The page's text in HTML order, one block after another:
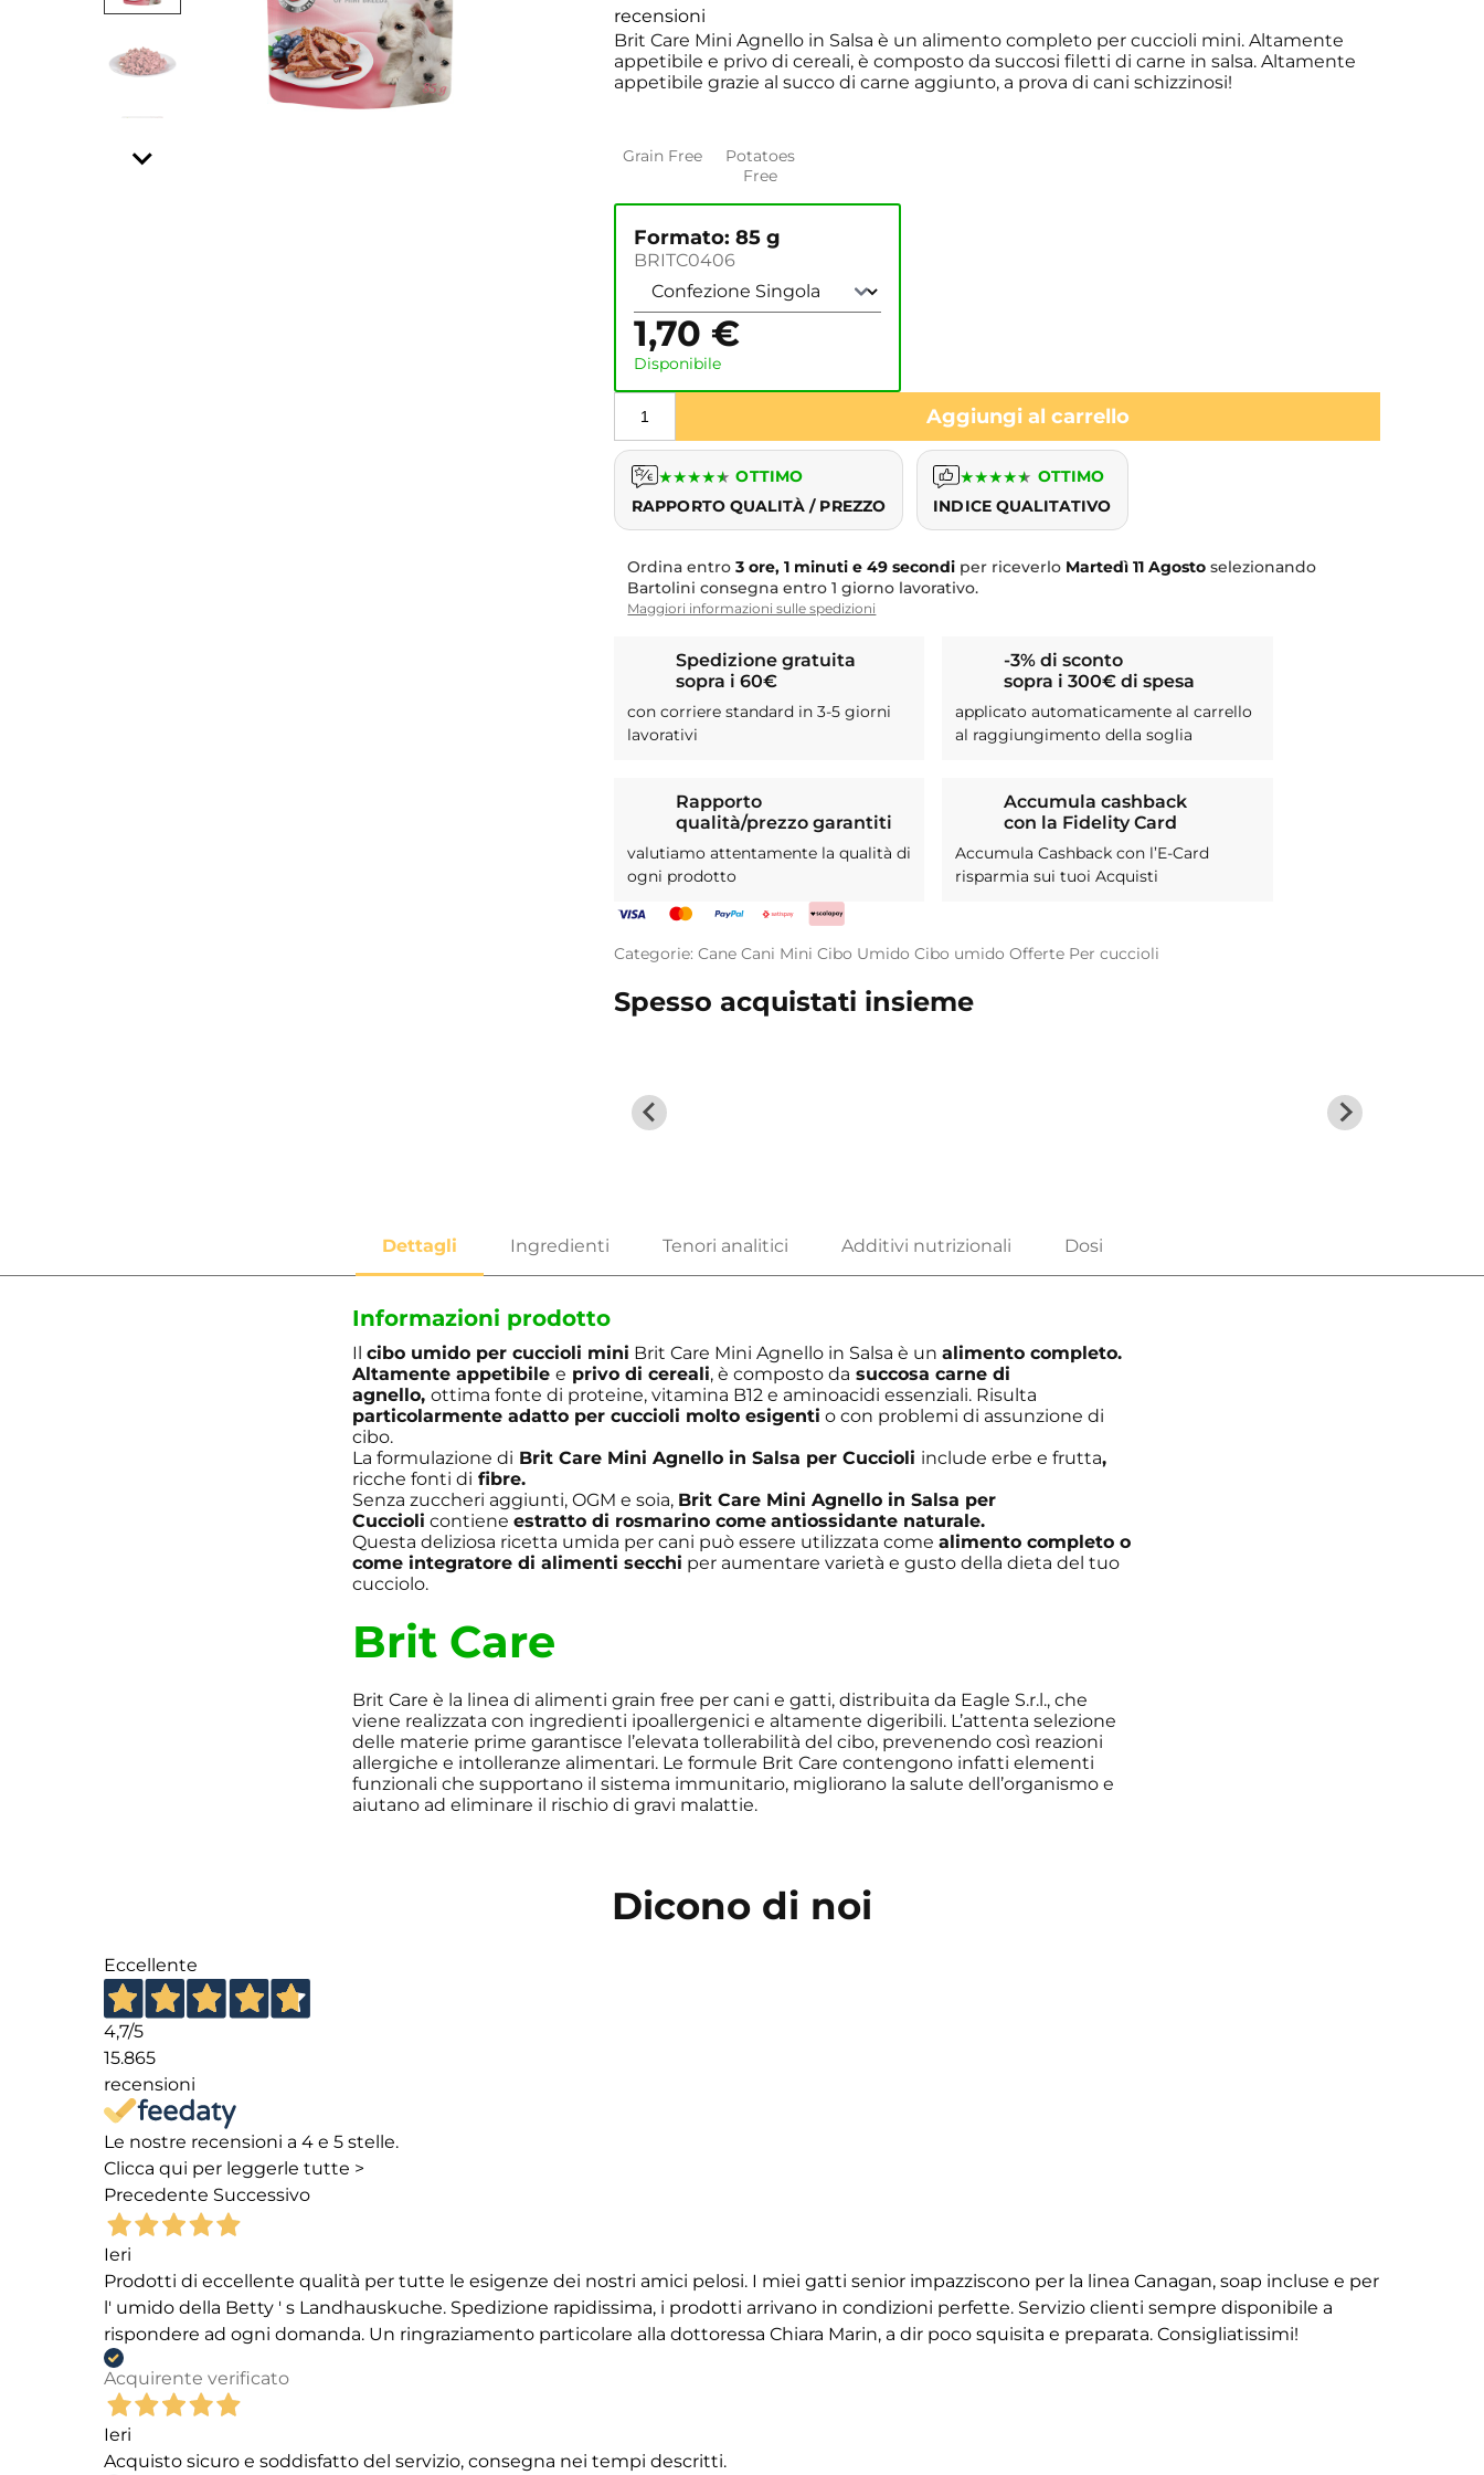
recensioni
Brit Care Mini Agnello in Salsa è un alimento completo per cuccioli mini. Altamente
appetibile e privo di cereali, è composto da succosi filetti di carne in salsa. Altamente
appetibile grazie al succo di carne aggiunto, a prova di cani schizzinosi!
Grain Free
Potatoes
Free
Formato: 85 g
BRITC0406
1,70 €
Disponibile
Aggiungi al carrello
★★★★★ OTTIMO
RAPPORTO QUALITÀ / PREZZO
★★★★★ OTTIMO
INDICE QUALITATIVO
Ordina entro3 ore, 1 minuti e 48 secondi per riceverlo Martedì 11 Agosto selezionando
Bartolini consegna entro 1 giorno lavorativo.
Maggiori informazioni sulle spedizioni
Spedizione gratuita
sopra i 60€
con corriere standard in 3-5 giorni
lavorativi
-3% di sconto
sopra i 300€ di spesa
applicato automaticamente al carrello
al raggiungimento della soglia
Rapporto
qualità/prezzo garantiti
valutiamo attentamente la qualità di
ogni prodotto
Accumula cashback
con la Fidelity Card
Accumula Cashback con l’E-Card
risparmia sui tuoi Acquisti
Categorie:Cane Cani Mini Cibo Umido Cibo umido Offerte Per cuccioli
Spesso acquistati insieme
Informazioni prodotto
Ilcibo umido per cuccioli mini Brit Care Mini Agnello in Salsa è unalimento completo.
Altamente appetibilee privo di cereali, è composto da succosa carne di
agnello,ottima fonte di proteine, vitamina B12 e aminoacidi essenziali. Risulta
particolarmente adatto per cuccioli molto esigenti o con problemi di assunzione di
cibo.
La formulazione di Brit Care Mini Agnello in Salsa per Cuccioli include erbe e frutta,
ricche fonti di fibre.
Senza zuccheri aggiunti, OGM e soia, Brit Care Mini Agnello in Salsa per
Cuccioli contieneestratto di rosmarino come antiossidante naturale.
Questa deliziosa ricetta umida per cani può essere utilizzata comealimento completo o
come integratore di alimenti secchi per aumentare varietà e gusto della dieta del tuo
cucciolo.
Brit Care
Brit Care è la linea di alimenti grain free per cani e gatti, distribuita da Eagle S.r.l., che
viene realizzata con ingredienti ipoallergenici e altamente digeribili. L’attenta selezione
delle materie prime garantisce l’elevata tollerabilità del cibo, prevenendo così reazioni
allergiche e intolleranze alimentari. Le formule Brit Care contengono infatti elementi
funzionali che supportano il sistema immunitario, migliorano la salute dell’organismo e
aiutano ad eliminare il rischio di gravi malattie.
Dicono di noi
Eccellente
4,7/5
15.865
recensioni
Le nostre recensioni a 4 e 5 stelle.
Clicca qui per leggerle tutte >
Precedente Successivo
Ieri
Prodotti di eccellente qualità per tutte le esigenze dei nostri amici pelosi. I miei gatti senior impazziscono per la linea Canagan, soap incluse e per
l' umido della Betty ' s Landhauskuche. Spedizione rapidissima, i prodotti arrivano in condizioni perfette. Servizio clienti sempre disponibile a
rispondere ad ogni domanda. Un ringraziamento particolare alla dottoressa Chiara Marin, a dir poco squisita e preparata. Consigliatissimi!
Acquirente verificato
Ieri
Acquisto sicuro e soddisfatto del servizio, consegna nei tempi descritti.